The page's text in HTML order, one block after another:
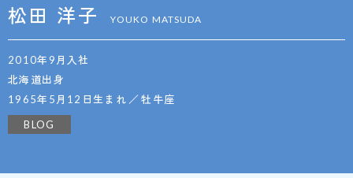
松田 洋子 YOUKO MATSUDA
2010年9月入社
北海道出身
1965年5月12日生まれ
牡牛座
BLOG